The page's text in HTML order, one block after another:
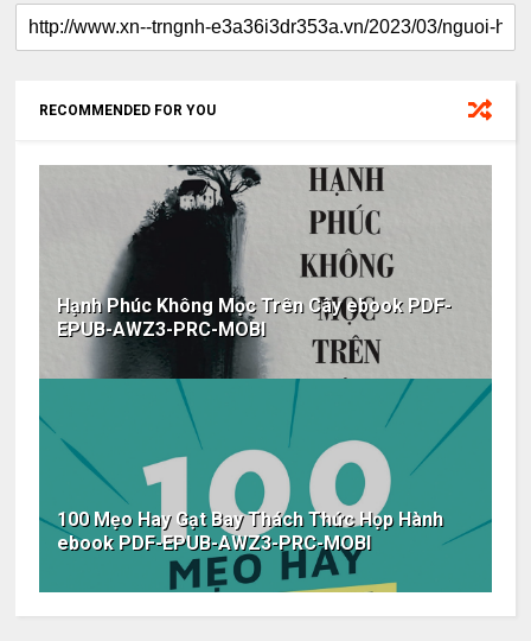
RECOMMENDED FOR YOU
Hạnh Phúc Không Mọc Trên Cây ebook PDF-
EPUB-AWZ3-PRC-MOBI
100 Mẹo Hay Gạt Bay Thách Thức Họp Hành
ebook PDF-EPUB-AWZ3-PRC-MOBI